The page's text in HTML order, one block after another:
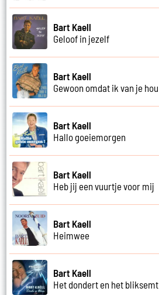
Bart Kaell
Geloof in jezelf
Bart Kaell
Gewoon omdat ik van je hou
Bart Kaell
Hallo goeiemorgen
Bart Kaell
Heb jij een vuurtje voor mij
Bart Kaell
Heimwee
Bart Kaell
Het dondert en het bliksemt